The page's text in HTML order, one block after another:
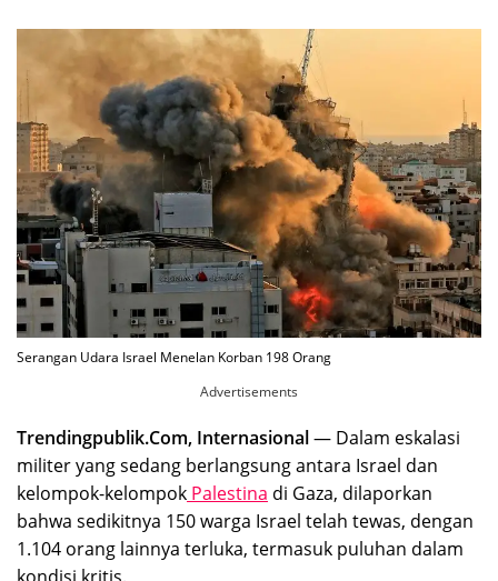
Serangan Udara Israel Menelan Korban 198 Orang
Advertisements
Trendingpublik.Com, Internasional— Dalam eskalasi
militer yang sedang berlangsung antara Israel dan
kelompok-kelompok Palestina di Gaza, dilaporkan
bahwa sedikitnya 150 warga Israel telah tewas, dengan
1.104 orang lainnya terluka, termasuk puluhan dalam